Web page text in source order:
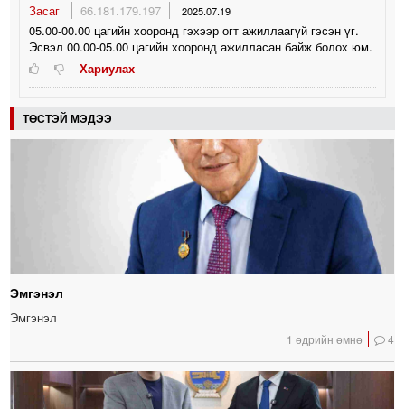
Засаг
66.181.179.197 2025.07.19
05.00-00.00 цагийн хооронд гэхээр огт ажиллаагүй гэсэн үг.
Эсвэл 00.00-05.00 цагийн хооронд ажилласан байж болох юм.
Хариулах
ТӨСТЭЙ МЭДЭЭ
Эмгэнэл
Эмгэнэл
1 өдрийн өмнө 4